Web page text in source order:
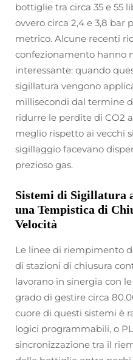
bottiglie tra circa 35 e 55
ovvero circa 2,4 e 3,8 bar
metrico. Alcune recenti
confezionamento hanno
interessante: quando
sigillatura vengono
millisecondi dal termine
ridurre le perdite di CO2
meglio rispetto ai vecchi
sigillaggio facevano
prezioso gas.
Sistemi di Sigillatura
una Tempistica di
Velocità
Le linee di riempimento
di stazioni di chiusura
lavorano in sinergia con
grado di gestire circa
cuore di questi sistemi è
logici programmabili, o
sincronizzazione tra il